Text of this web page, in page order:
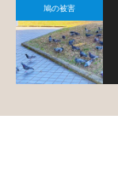
鳩の被害